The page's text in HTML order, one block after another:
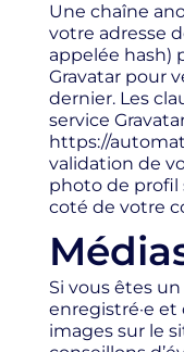
Une chaîne
votre adresse
appelée hash)
Gravatar pour
dernier. Les
service
https://
validation de
photo de profil
coté de votre
Si vous êtes
enregistré·e
images sur le